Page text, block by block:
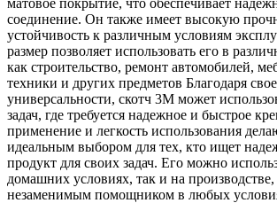
соединение. Он также имеет высокую
устойчивость к различным условиям
размер позволяет использовать его в
как строительство, ремонт автомобилей,
техники и других предметов Благодаря
универсальности, скотч 3М может
задач, где требуется надежное и быстрое
применение и легкость использования
идеальным выбором для тех, кто ищет
продукт для своих задач. Его можно
домашних условиях, так и на производстве,
незаменимым помощником в любых